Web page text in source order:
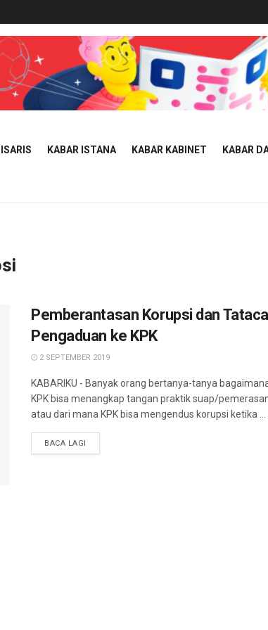
KABAR ISTANA KABAR KABINET KABAR
Pemberantasan Korupsi dan
Pengaduan ke KPK
2 SEPTEMBER 2019
KABARIKU - Banyak orang bertanya-tanya
KPK bisa menangkap tangan praktik suap/
atau dari mana KPK bisa mengendus korupsi ketika ...
BACA LAGI